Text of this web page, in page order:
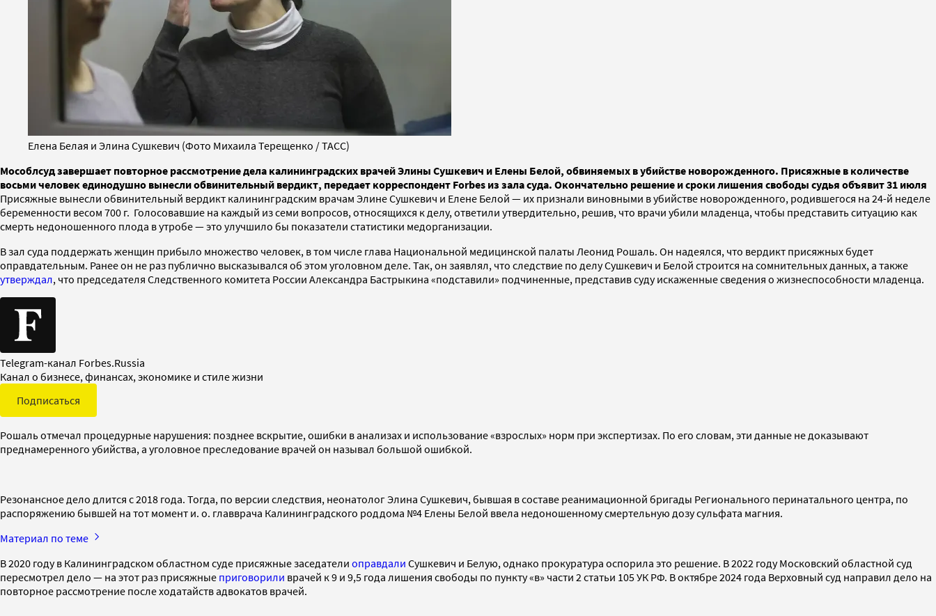
Елена Белая и Элина Сушкевич (Фото Михаила Терещенко / ТАСС)
Мособлсуд завершает повторное рассмотрение дела калининградских врачей Элины Сушкевич и Елены Белой, обвиняемых в убийстве новорожденного. Присяжные в количестве
восьми человек единодушно вынесли обвинительный вердикт, передает корреспондент Forbes из зала суда. Окончательно решение и сроки лишения свободы судья объявит 31 июля
Присяжные вынесли обвинительный вердикт калининградским врачам Элине Сушкевич и Елене Белой — их признали виновными в убийстве новорожденного, родившегося на 24-й неделе
беременности весом 700 г. Голосовавшие на каждый из семи вопросов, относящихся к делу, ответили утвердительно, решив, что врачи убили младенца, чтобы представить ситуацию как
смерть недоношенного плода в утробе — это улучшило бы показатели статистики медорганизации.
В зал суда поддержать женщин прибыло множество человек, в том числе глава Национальной медицинской палаты Леонид Рошаль. Он надеялся, что вердикт присяжных будет
оправдательным. Ранее он не раз публично высказывался об этом уголовном деле. Так, он заявлял, что следствие по делу Сушкевич и Белой строится на сомнительных данных, а также
утверждал, что председателя Следственного комитета России Александра Бастрыкина «подставили» подчиненные, представив суду искаженные сведения о жизнеспособности младенца.
Telegram-канал Forbes.Russia
Канал о бизнесе, финансах, экономике и стиле жизни
Подписаться
Рошаль отмечал процедурные нарушения: позднее вскрытие, ошибки в анализах и использование «взрослых» норм при экспертизах. По его словам, эти данные не доказывают
преднамеренного убийства, а уголовное преследование врачей он называл большой ошибкой.
Резонансное дело длится с 2018 года. Тогда, по версии следствия, неонатолог Элина Сушкевич, бывшая в составе реанимационной бригады Регионального перинатального центра, по
распоряжению бывшей на тот момент и. о. главврача Калининградского роддома №4 Елены Белой ввела недоношенному смертельную дозу сульфата магния.
Материал по теме
В 2020 году в Калининградском областном суде присяжные заседатели оправдали Сушкевич и Белую, однако прокуратура оспорила это решение. В 2022 году Московский областной суд
пересмотрел дело — на этот раз присяжные приговорили врачей к 9 и 9,5 года лишения свободы по пункту «в» части 2 статьи 105 УК РФ. В октябре 2024 года Верховный суд направил дело на
повторное рассмотрение после ходатайств адвокатов врачей.